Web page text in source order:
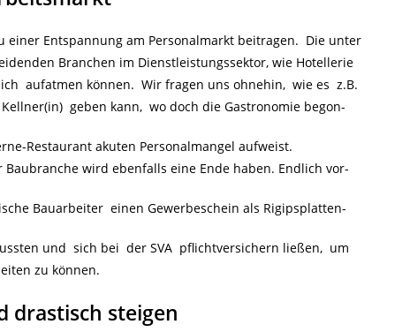
einer Entspannung am Personalmarkt beitragen. Die unter
Branchen im Dienstleistungssektor, wie Hotellerie
aufatmen können. Wir fragen uns ohnehin, wie es z.B.
geben kann, wo doch die Gastronomie begon-
Restaurant akuten Personalmangel aufweist.
wird ebenfalls eine Ende haben. Endlich vor-
Bauarbeiter einen Gewerbeschein als Rigipsplatten-
und sich bei der SVA pflichtversichern ließen, um
zu können.
drastisch steigen